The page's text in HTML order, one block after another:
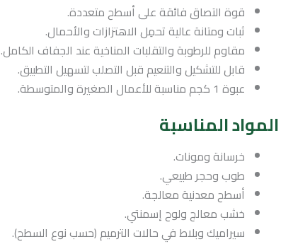
قوة التصاق فائقة على أسطح متعددة.
ثبات ومتانة عالية تحمِل الاهتزازات والأحمال.
مقاوم للرطوبة والتقلبات المناخية عند الجفاف الكامل.
قابل للتشكيل والتنعيم قبل التصلب لتسهيل التطبيق.
عبوة 1 كجم مناسبة للأعمال الصغيرة والمتوسطة.
المواد المناسبة
خرسانة ومونات.
طوب وحجر طبيعي.
أسطح معدنية معالجة.
خشب معالج ولوح إسمنتي.
سيراميك وبلاط في حالات الترميم (حسب نوع السطح).